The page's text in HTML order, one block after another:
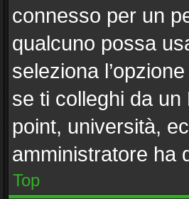
connesso per un
qualcuno possa
seleziona
se ti colleghi da
point, università,
amministratore ha
Top